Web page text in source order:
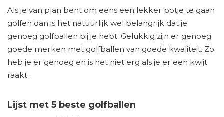
Als je van plan bent om eens een lekker potje te gaan
golfen dan is het natuurlijk wel belangrijk dat je
genoeg golfballen bij je hebt. Gelukkig zijn er genoeg
goede merken met golfballen van goede kwaliteit. Zo
heb je er genoeg en is het niet erg als je er een kwijt
raakt.
Lijst met 5 beste golfballen